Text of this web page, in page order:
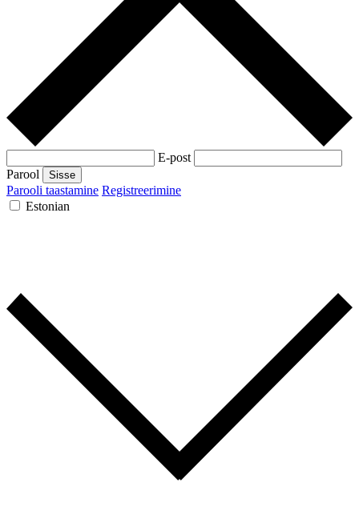
E-post
Parool
Sisse
Parooli taastamine Registreerimine
Estonian